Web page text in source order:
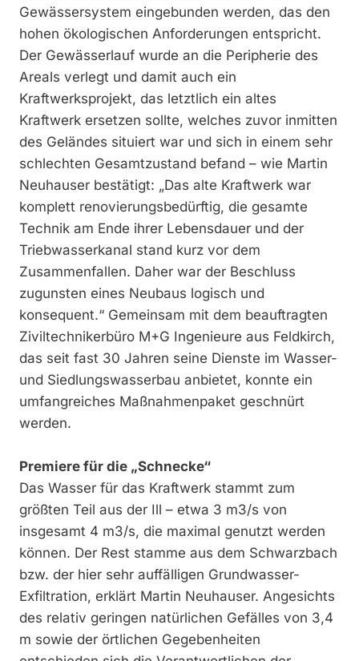
Gewässersystem eingebunden werden, das den
hohen ökologischen Anforderungen entspricht.
Der Gewässerlauf wurde an die Peripherie des
Areals verlegt und damit auch ein
Kraftwerksprojekt, das letztlich ein altes
Kraftwerk ersetzen sollte, welches zuvor inmitten
des Geländes situiert war und sich in einem sehr
schlechten Gesamtzustand befand – wie Martin
Neuhauser bestätigt: „Das alte Kraftwerk war
komplett renovierungsbedürftig, die gesamte
Technik am Ende ihrer Lebensdauer und der
Triebwasserkanal stand kurz vor dem
Zusammenfallen. Daher war der Beschluss
zugunsten eines Neubaus logisch und
konsequent.“ Gemeinsam mit dem beauftragten
Ziviltechnikerbüro M+G Ingenieure aus Feldkirch,
das seit fast 30 Jahren seine Dienste im Wasser-
und Siedlungswasserbau anbietet, konnte ein
umfangreiches Maßnahmenpaket geschnürt
werden.
Premiere für die „Schnecke“
Das Wasser für das Kraftwerk stammt zum
größten Teil aus der Ill – etwa 3 m3/s von
insgesamt 4 m3/s, die maximal genutzt werden
können. Der Rest stamme aus dem Schwarzbach
bzw. der hier sehr auffälligen Grundwasser-
Exfiltration, erklärt Martin Neuhauser. Angesichts
des relativ geringen natürlichen Gefälles von 3,4
m sowie der örtlichen Gegebenheiten